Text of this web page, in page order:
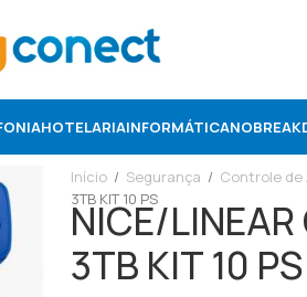
HOTELARIAINFORMÁTICANOBREAK
Início / Segurança / Controle de
3TB KIT 10 PS
NICE/
3TB KIT 10 PS